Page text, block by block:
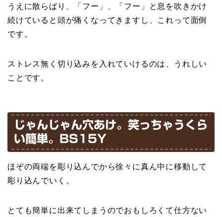
うえに散らばり、「フー」、「フー」と息を吹きかけ
続けていると頭が痛くなってきますし、これって面倒
です。
ストレス無く切り込みを入れていけるのは、うれしい
ことです。
じゃんじゃん穴あけ。笑っちゃうくら
い簡単。BS15Y
ほぞの両端を彫り込んでから徐々に真ん中に移動して
彫り込んでいく。
とても簡単に出来てしまうのでおもしろくて仕方ない